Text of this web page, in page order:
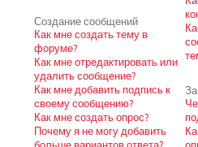
Создание сообщений
Как мне создать тему в
форуме?
Как мне отредактировать или
удалить сообщение?
Как мне добавить подпись к
своему сообщению?
Как мне создать опрос?
Почему я не могу добавить